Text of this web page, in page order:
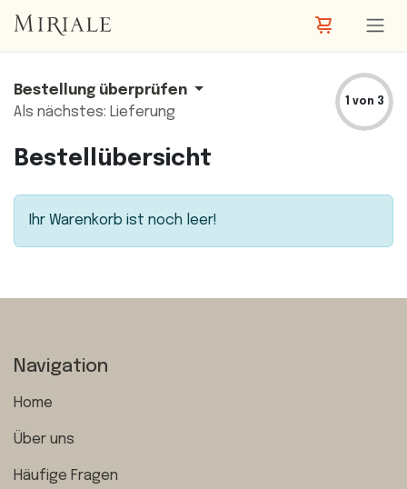
Bestellung überprüfen
Als nächstes: Lieferung
1 von 3
Bestellübersicht
Ihr Warenkorb ist noch leer!
Navigation
Home
Über uns
Häufige Fragen